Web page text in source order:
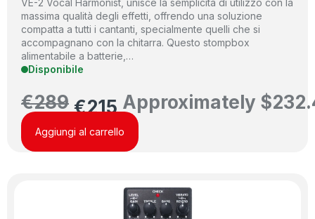
massima qualità degli effetti, offrendo una soluzione
compatta a tutti i cantanti, specialmente quelli che si
accompagnano con la chitarra. Questo stompbox
alimentabile a batterie,…
Disponibile
€289 €215 Approximately $
Aggiungi al carrello